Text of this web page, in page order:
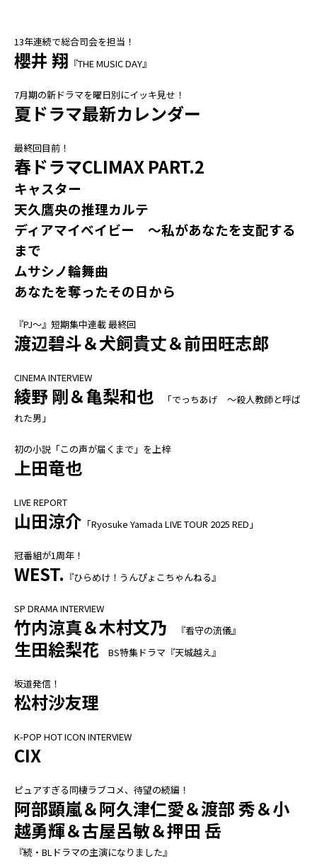
13年連続で総合司会を担当！
櫻井 翔 『THE MUSIC DAY』
7月期の新ドラマを曜日別にイッキ見せ！
夏ドラマ最新カレンダー
最終回目前！
春ドラマCLIMAX PART.2
キャスター
天久鷹央の推理カルテ
ディアマイベイビー ～私があなたを支配する
まで
ムサシノ輪舞曲
あなたを奪ったその日から
『PJ～』短期集中連載 最終回
渡辺碧斗＆犬飼貴丈＆前田旺志郎
CINEMA INTERVIEW
綾野 剛＆亀梨和也 「でっちあげ ～殺人教師と呼ば
れた男」
初の小説「この声が届くまで」を上梓
上田竜也
LIVE REPORT
山田涼介 「Ryosuke Yamada LIVE TOUR 2025 RED」
冠番組が1周年！
WEST. 『ひらめけ！うんぴょこちゃんねる』
SP DRAMA INTERVIEW
竹内涼真＆木村文乃 『看守の流儀』
生田絵梨花 BS特集ドラマ『天城越え』
坂道発信！
松村沙友理
K-POP HOT ICON INTERVIEW
CIX
ピュアすぎる同棲ラブコメ、待望の続編！
阿部顕嵐＆阿久津仁愛＆渡部 秀＆小
越勇輝＆古屋呂敏＆押田 岳
『続・BLドラマの主演になりました』